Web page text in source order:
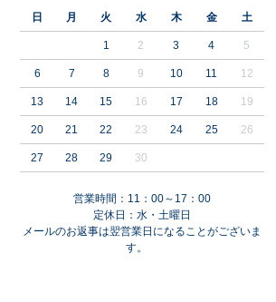
日 月 火 水 木 金 土
1 2 3 4 5
6 7 8 9 10 11 12
13 14 15 16 17 18 19
20 21 22 23 24 25 26
27 28 29 30
営業時間：11：00～17：00
定休日：水・土曜日
メールのお返事は翌営業日になることがございま
す。